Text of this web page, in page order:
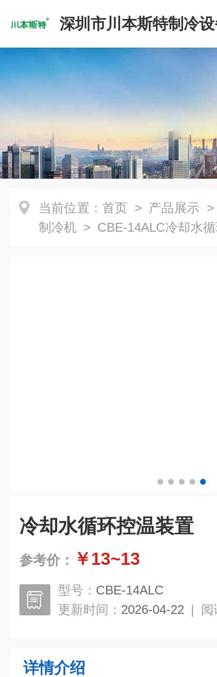
深圳市川本斯特制冷
公司
当前位置： 首页 > 产品展示
制冷机 > CBE-14ALC冷却水
冷却水循环控温装置
参考价： ￥13~13
型号： CBE-14ALC
更新时间： 2026-04-22 | 阅
详情介绍